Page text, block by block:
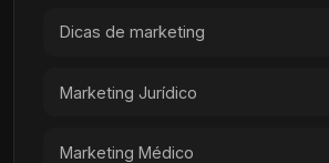
Dicas de marketing
Marketing Jurídico
Marketing Médico